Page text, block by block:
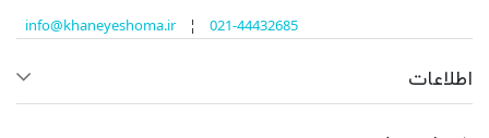
info@khaneyeshoma.ir¦ 021-44432685
اطلاعات